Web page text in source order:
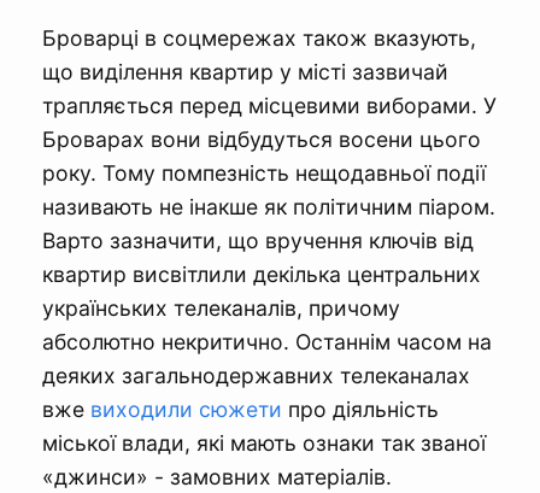
Броварці в соцмережах також вказують,
що виділення квартир у місті зазвичай
трапляється перед місцевими виборами. У
Броварах вони відбудуться восени цього
року. Тому помпезність нещодавньої події
називають не інакше як політичним піаром.
Варто зазначити, що вручення ключів від
квартир висвітлили декілька центральних
українських телеканалів, причому
абсолютно некритично. Останнім часом на
деяких загальнодержавних телеканалах
вже виходили сюжети про діяльність
міської влади, які мають ознаки так званої
«джинси» - замовних матеріалів.